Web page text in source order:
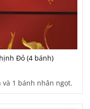
Đỏ (4 bánh)
1 bánh nhân ngọt.